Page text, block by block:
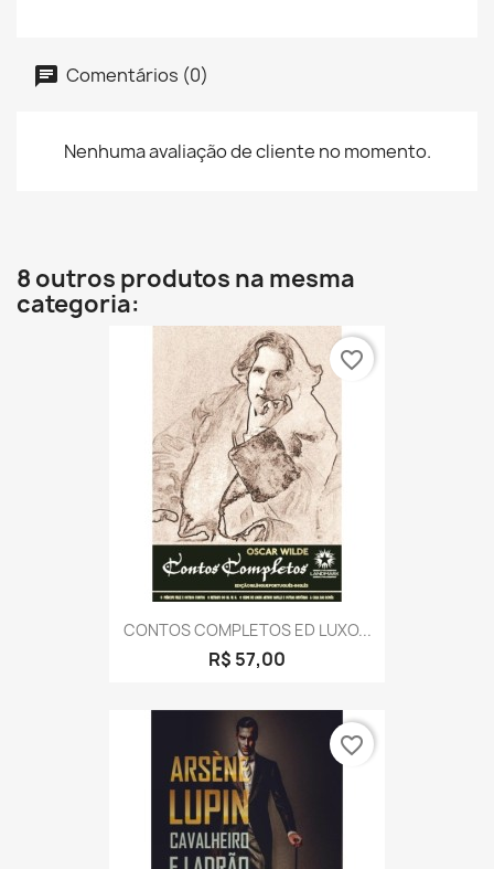
Comentários (0)
Nenhuma avaliação de cliente no momento.
8 outros produtos na mesma
categoria:
CONTOS COMPLETOS ED LUXO...
R$ 57,00
favorite_border
favorite_border